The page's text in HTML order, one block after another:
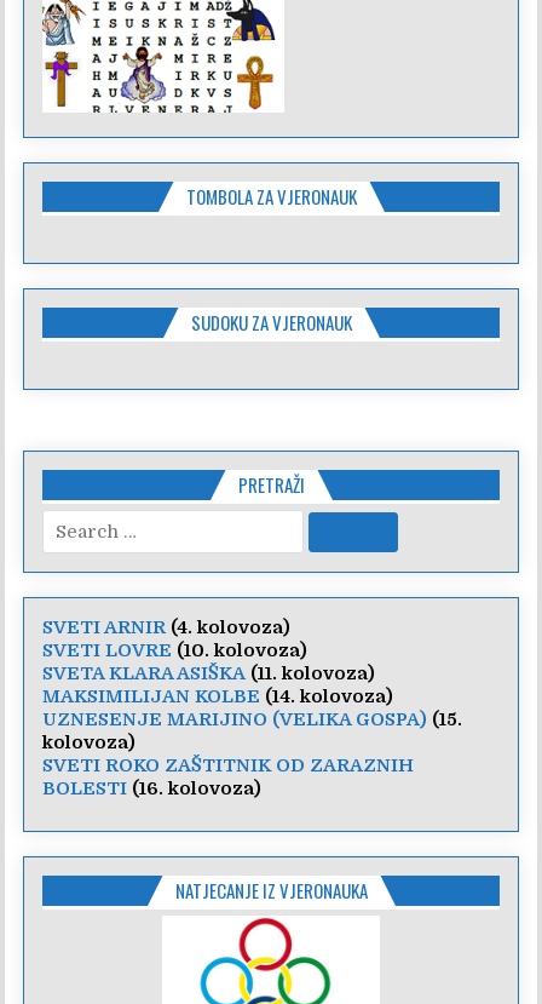
TOMBOLA ZA VJERONAUK
SUDOKU ZA VJERONAUK
PRETRAŽI
Search
for:
SVETI ARNIR(4. kolovoza)
SVETI LOVRE (10. kolovoza)
SVETA KLARA ASIŠKA (11. kolovoza)
MAKSIMILIJAN KOLBE (14. kolovoza)
UZNESENJE MARIJINO (VELIKA GOSPA) (15.
kolovoza)
SVETI ROKO ZAŠTITNIK OD ZARAZNIH
BOLESTI (16. kolovoza)
NATJECANJE IZ VJERONAUKA